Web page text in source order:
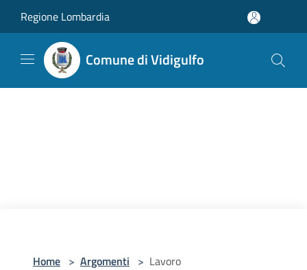
Regione Lombardia
Comune di Vidigulfo
Home > Argomenti > Lavoro